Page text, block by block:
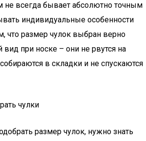
не всегда бывает абсолютно точным
индивидуальные особенности
что размер чулок выбран верно
при носке – они не рвутся на
в складки и не спускаются
чулки
размер чулок, нужно знать